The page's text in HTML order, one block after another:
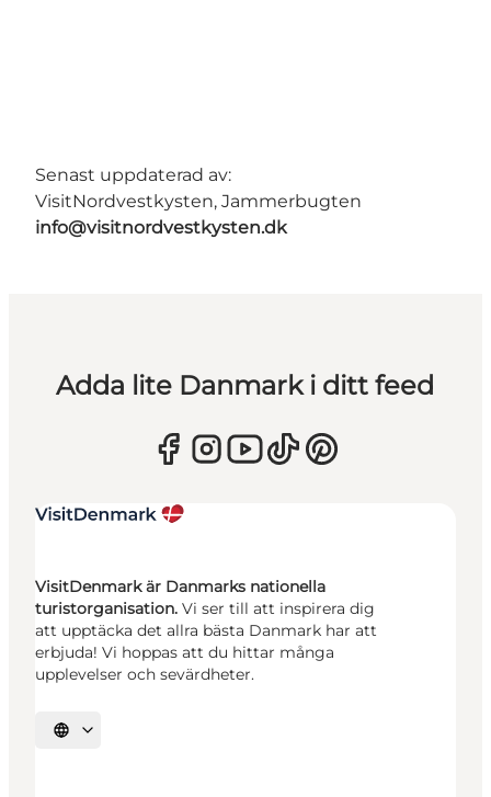
Senast uppdaterad av:
VisitNordvestkysten, Jammerbugten
info@visitnordvestkysten.dk
Adda lite Danmark i ditt feed
VisitDenmark är Danmarks nationella
turistorganisation. Vi ser till att inspirera dig
att upptäcka det allra bästa Danmark har att
erbjuda! Vi hoppas att du hittar många
upplevelser och sevärdheter.
Välj språk